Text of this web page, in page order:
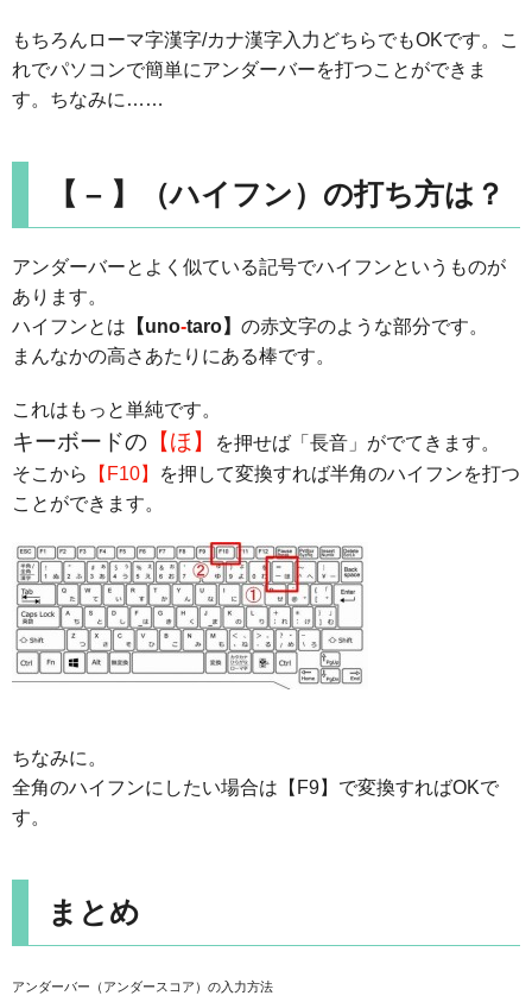
もちろんローマ字漢字/カナ漢字入力どちらでもOKです。こ
れでパソコンで簡単にアンダーバーを打つことができま
す。ちなみに……
【 – 】（ハイフン）の打ち方は？
アンダーバーとよく似ている記号でハイフンというものが
あります。
ハイフンとは 【uno-taro】 の赤文字のような部分です。
まんなかの高さあたりにある棒です。
これはもっと単純です。
キーボードの 【ほ】
を押せば「長音」がでてきます。
そこから
【F10】
を押して変換すれば半角のハイフンを打つ
ことができます。
ちなみに。
全角のハイフンにしたい場合は【F9】で変換すればOKで
す。
まとめ
アンダーバー（アンダースコア）の入力方法